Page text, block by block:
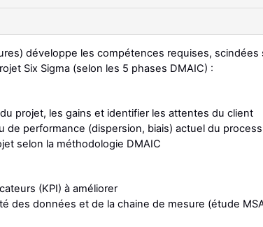
développe les compétences requises, scindées
Six Sigma (selon les 5 phases DMAIC) :
du projet, les gains et identifier les attentes du client
de performance (dispersion, biais) actuel du
selon la méthodologie DMAIC
(KPI) à améliorer
des données et de la chaine de mesure (étude